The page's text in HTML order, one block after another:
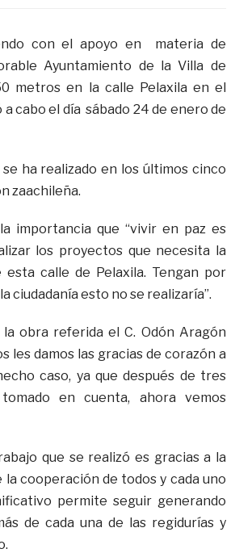
con el apoyo en materia de
Ayuntamiento de la Villa de
metros en la calle Pelaxila en el
cabo el día sábado 24 de enero de
ha realizado en los últimos cinco
zaachileña.
importancia que “vivir en paz es
los proyectos que necesita la
calle de Pelaxila. Tengan por
ciudadanía esto no se realizaría”.
obra referida el C. Odón Aragón
les damos las gracias de corazón a
caso, ya que después de tres
en cuenta, ahora vemos
que se realizó es gracias a la
cooperación de todos y cada uno
permite seguir generando
de cada una de las regidurías y